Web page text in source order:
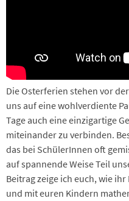
Die Osterferien stehen vor
uns auf eine wohlverdiente
Tage auch eine einzigartige
miteinander zu verbinden.
das bei SchülerInnen oft
auf spannende Weise Teil
Beitrag zeige ich euch, wie
und mit euren Kindern